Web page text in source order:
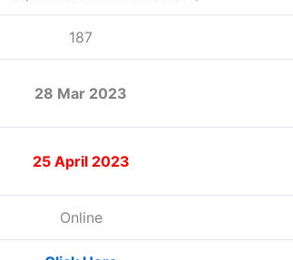
187
28 Mar 2023
25 April 2023
Online